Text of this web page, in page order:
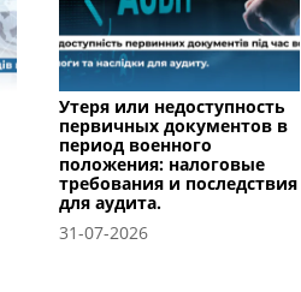
Утеря или недоступность
первичных документов в
период военного
положения: налоговые
требования и последствия
для аудита.
31-07-2026